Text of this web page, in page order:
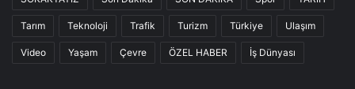
Tarım Teknoloji Trafik Turizm Türkiye Ulaşım
Video Yaşam Çevre ÖZEL HABER İş Dünyası